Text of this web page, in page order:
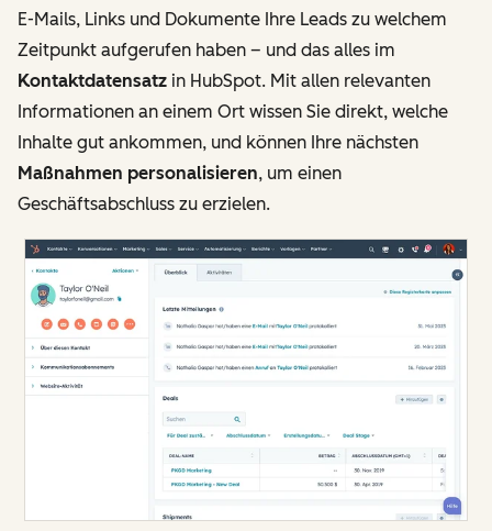
E-Mails, Links und Dokumente Ihre Leads zu welchem
Zeitpunkt aufgerufen haben – und das alles im
Kontaktdatensatz in HubSpot. Mit allen relevanten
Informationen an einem Ort wissen Sie direkt, welche
Inhalte gut ankommen, und können Ihre nächsten
Maßnahmen personalisieren, um einen
Geschäftsabschluss zu erzielen.